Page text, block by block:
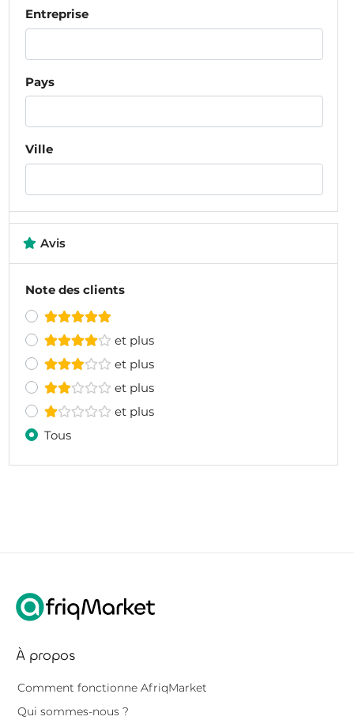
Entreprise
Pays
Ville
Avis
Note des clients
et plus
et plus
et plus
et plus
Tous
À propos
Comment fonctionne AfriqMarket
Qui sommes-nous ?